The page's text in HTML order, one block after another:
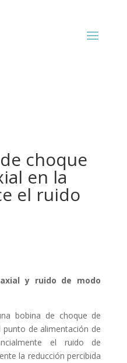
choque
en la
el ruido
y ruido de modo
bobina de choque de
de alimentación de
el ruido de
la reducción percibida